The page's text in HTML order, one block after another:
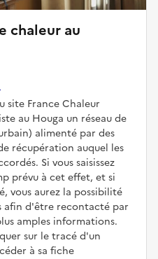
site France Chaleur
au Houga un réseau de
alimenté par des
récupération auquel les
Si vous saisissez
prévu à cet effet, et si
vous aurez la possibilité
afin d'être recontacté par
amples informations.
sur le tracé d'un
à sa fiche